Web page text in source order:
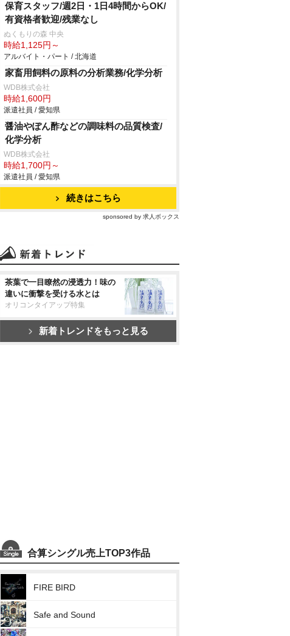
保育スタッフ/週2日・1日4時間からOK/
有資格者歓迎/残業なし
ぬくもりの森 中央
時給1,125円～
アルバイト・パート / 北海道
家畜用飼料の原料の分析業務/化学分析
WDB株式会社
時給1,600円
派遣社員 / 愛知県
醤油やぽん酢などの調味料の品質検査/
化学分析
WDB株式会社
時給1,700円～
派遣社員 / 愛知県
続きはこちら
sponsored by 求人ボックス
茶葉で一目瞭然の浸透力！味の
違いに衝撃を受ける水とは
オリコンタイアップ特集
新着トレンドをもっと見る
合算シングル売上TOP3作品
FIRE BIRD
Safe and Sound